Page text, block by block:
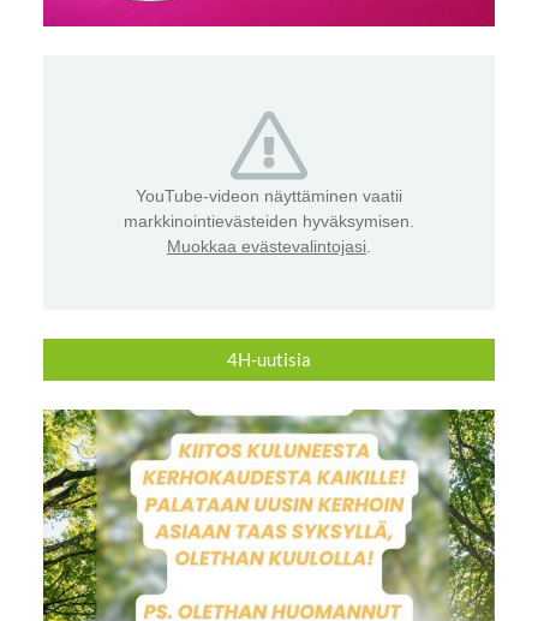
YouTube-videon näyttäminen vaatii
markkinointievästeiden hyväksymisen.
Muokkaa evästevalintojasi
4H-uutisia